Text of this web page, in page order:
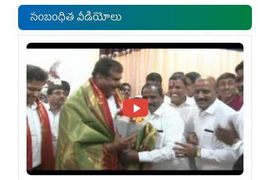
సంబంధిత వీడియోలు